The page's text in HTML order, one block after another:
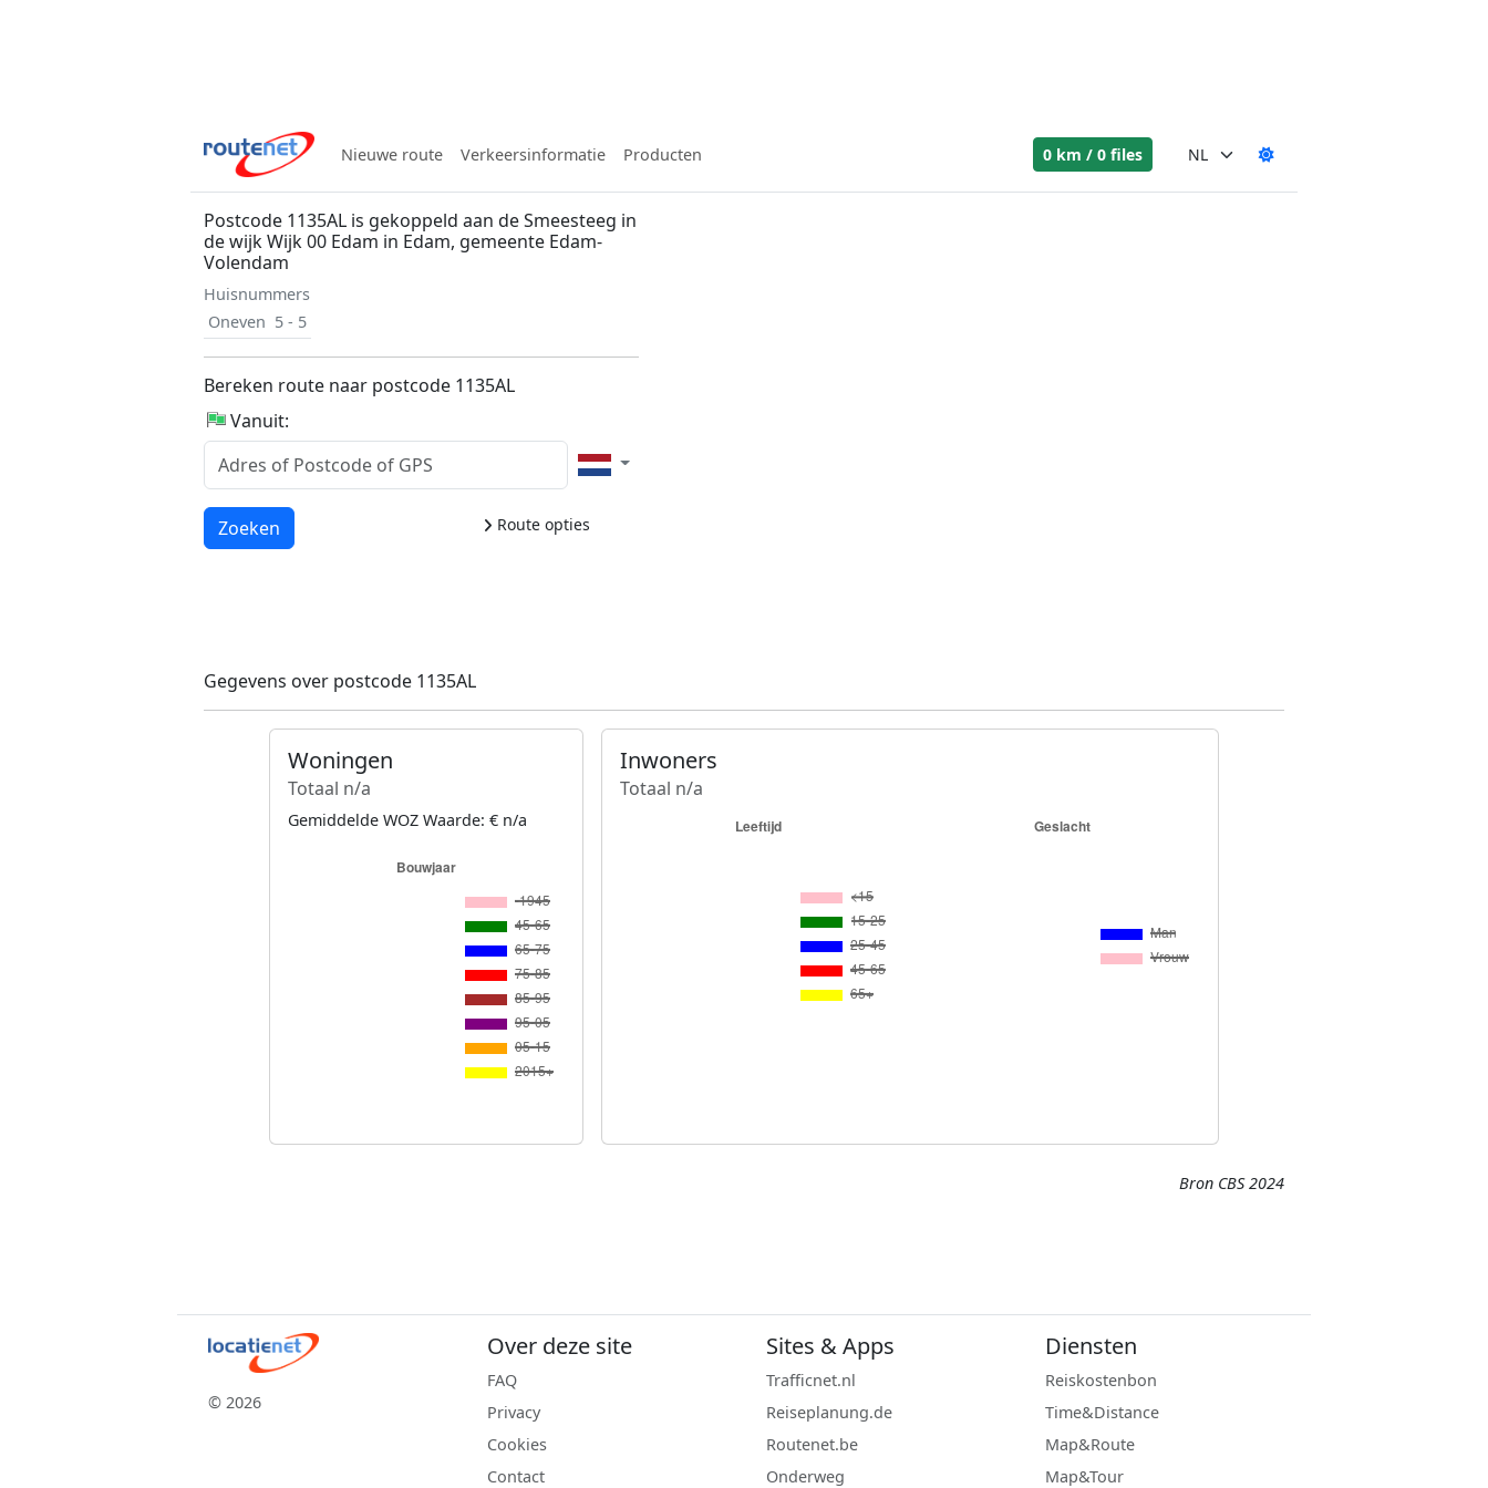
Nieuwe route Verkeersinformatie Producten 0 km / 0 files
Postcode 1135AL is gekoppeld aan de Smeesteeg in
de wijk Wijk 00 Edam in Edam, gemeente Edam-
Volendam
Huisnummers
Oneven 5 - 5
Bereken route naar postcode 1135AL
Vanuit:
Route opties
Laden...
Zoeken
Gegevens over postcode 1135AL
Woningen
Totaal n/a
Gemiddelde WOZ Waarde: € n/a
Inwoners
Totaal n/a
Bron CBS 2024
© 2026
Over deze site
FAQ
Privacy
Cookies
Contact
Sites & Apps
Trafficnet.nl
Reiseplanung.de
Routenet.be
Onderweg
Diensten
Reiskostenbon
Time&Distance
Map&Route
Map&Tour